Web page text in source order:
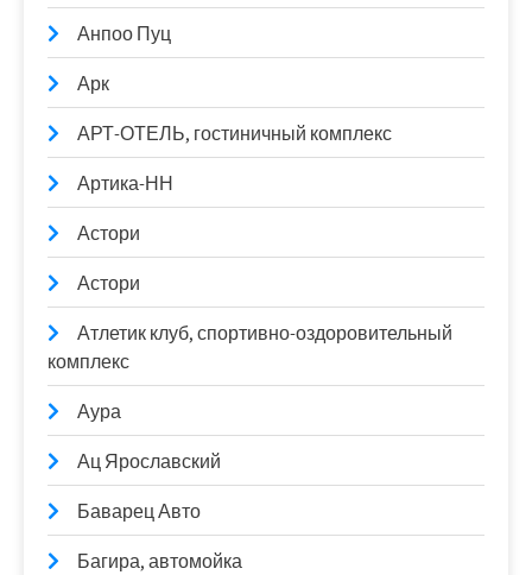
Анпоо Пуц
Арк
АРТ-ОТЕЛЬ, гостиничный комплекс
Артика-НН
Астори
Астори
Атлетик клуб, спортивно-оздоровительный
комплекс
Аура
Ац Ярославский
Баварец Авто
Багира, автомойка